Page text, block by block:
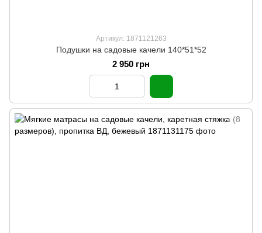
Артикул: 1871121263
Подушки на садовые качели 140*51*52
2 950 грн